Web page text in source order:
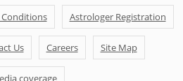
Astrologer Registration
Us Careers Site Map
coverage